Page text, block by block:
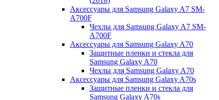
Аксессуары для Samsung Galaxy A7 SM-
A700F
Чехлы для Samsung Galaxy A7 SM-
A700F
Аксессуары для Samsung Galaxy A70
Защитные пленки и стекла для
Samsung Galaxy A70
Чехлы для Samsung Galaxy A70
Аксессуары для Samsung Galaxy A70s
Защитные пленки и стекла для
Samsung Galaxy A70s